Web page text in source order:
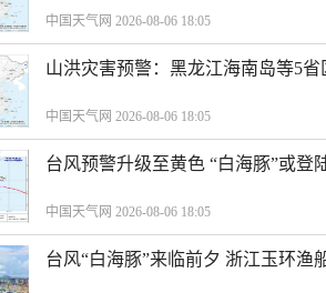
中国天气网 2026-08-06 18:05
山洪灾害预警：黑龙江海南岛等5
中国天气网 2026-08-06 18:05
台风预警升级至黄色 “白海豚”或登
中国天气网 2026-08-06 18:05
台风“白海豚”来临前夕 浙江玉环渔